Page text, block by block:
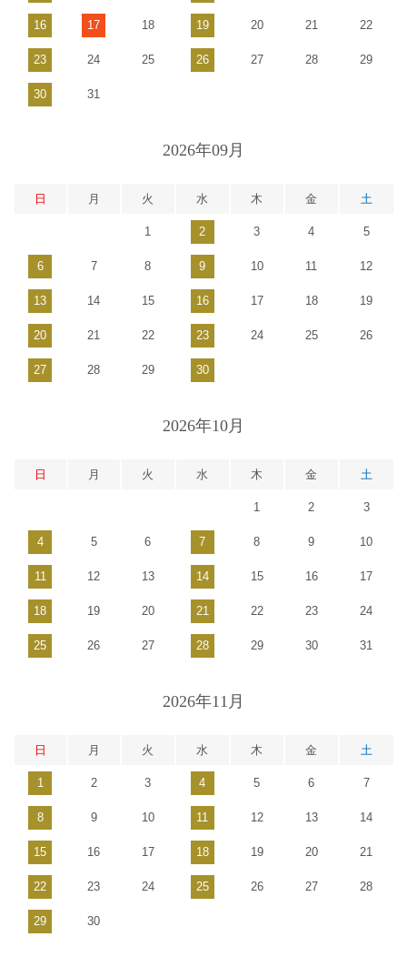
16 17 18 19 20 21 22
23 24 25 26 27 28 29
30 31
2026年09月
日 月 火 水 木 金 土
1 2 3 4 5
6 7 8 9 10 11 12
13 14 15 16 17 18 19
20 21 22 23 24 25 26
27 28 29 30
2026年10月
日 月 火 水 木 金 土
1 2 3
4 5 6 7 8 9 10
11 12 13 14 15 16 17
18 19 20 21 22 23 24
25 26 27 28 29 30 31
2026年11月
日 月 火 水 木 金 土
1 2 3 4 5 6 7
8 9 10 11 12 13 14
15 16 17 18 19 20 21
22 23 24 25 26 27 28
29 30